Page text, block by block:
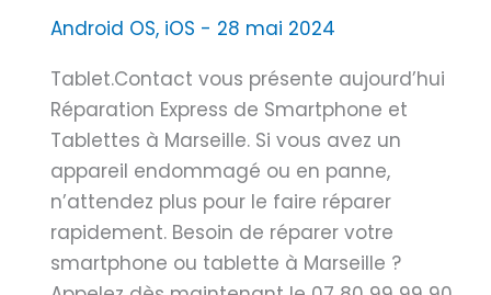
n
t
r
e
P
o
i
n
t
h
n
e
à
M
a
r
s
Android OS, iOS - 28 mai 2024
Tablet.Contact vous présente aujourd’hui
Réparation Express de Smartphone et
Tablettes à Marseille. Si vous avez un
appareil endommagé ou en panne,
n’attendez plus pour le faire réparer
rapidement. Besoin de réparer votre
smartphone ou tablette à Marseille ?